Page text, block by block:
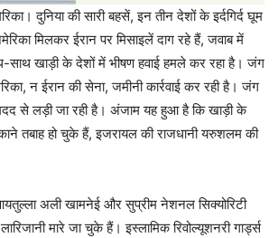
दुनिया की सारी बहसें, इन तीन देशों के इर्दगिर्द घूम
मिलकर ईरान पर मिसाइलें दाग रहे हैं, जवाब में
साथ खाड़ी के देशों में भीषण हवाई हमले कर रहा है। जंग
न ईरान की सेना, जमीनी कार्रवाई कर रही है। जंग
से लड़ी जा रही है। अंजाम यह हुआ है कि खाड़ी के
तबाह हो चुके हैं, इजरायल की राजधानी यरुशलम की
अली खामनेई और सुप्रीम नेशनल सिक्योरिटी
मारे जा चुके हैं। इस्लामिक रिवोल्यूशनरी गार्ड्स